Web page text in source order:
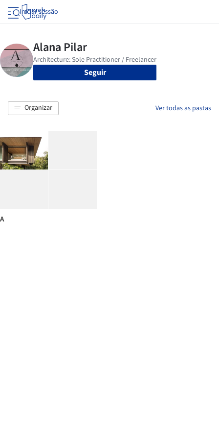
Iniciar sessão
Seguir
Organizar Ver todas as pastas
A